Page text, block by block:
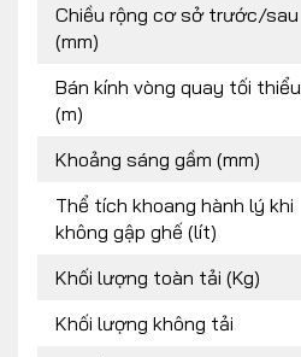
Chiều rộng cơ sở trước/sau
(mm)
Bán kính vòng quay tối thiểu
(m)
Khoảng sáng gầm (mm)
Thể tích khoang hành lý khi
không gập ghế (lít)
Khối lượng toàn tải (Kg)
Khối lượng không tải